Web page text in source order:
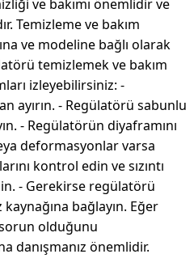
ve bakımı önemlidir ve
Temizleme ve bakım
ve modeline bağlı olarak
temizlemek ve bakım
izleyebilirsiniz: -
ayırın. - Regülatörü sabunlu
- Regülatörün diyaframını
deformasyonlar varsa
kontrol edin ve sızıntı
- Gerekirse regülatörü
bağlayın. Eğer
olduğunu
danışmanız önemlidir.